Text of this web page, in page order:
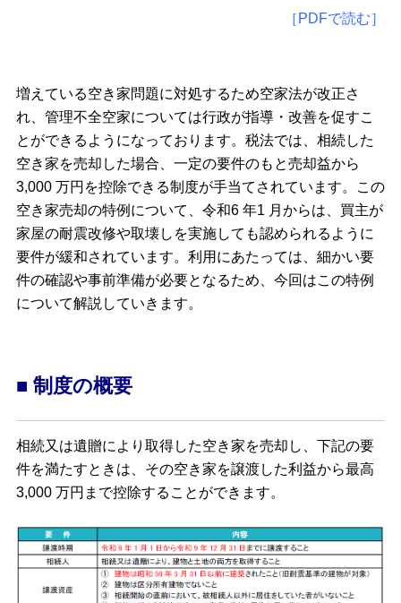
［PDFで読む］
増えている空き家問題に対処するため空家法が改正さ
れ、管理不全空家については行政が指導・改善を促すこ
とができるようになっております。税法では、相続した
空き家を売却した場合、一定の要件のもと売却益から
3,000 万円を控除できる制度が手当てされています。この
空き家売却の特例について、令和6 年1 月からは、買主が
家屋の耐震改修や取壊しを実施しても認められるように
要件が緩和されています。利用にあたっては、細かい要
件の確認や事前準備が必要となるため、今回はこの特例
について解説していきます。
■ 制度の概要
相続又は遺贈により取得した空き家を売却し、下記の要
件を満たすときは、その空き家を譲渡した利益から最高
3,000 万円まで控除することができます。